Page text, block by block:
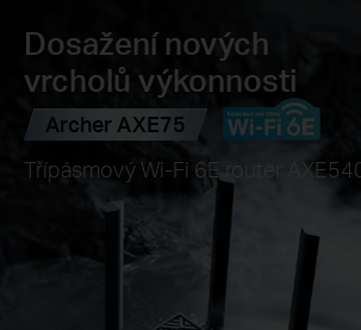
Dosažení nových
vrcholů výkonnosti
Archer AXE75
Třípásmový Wi-Fi 6E router